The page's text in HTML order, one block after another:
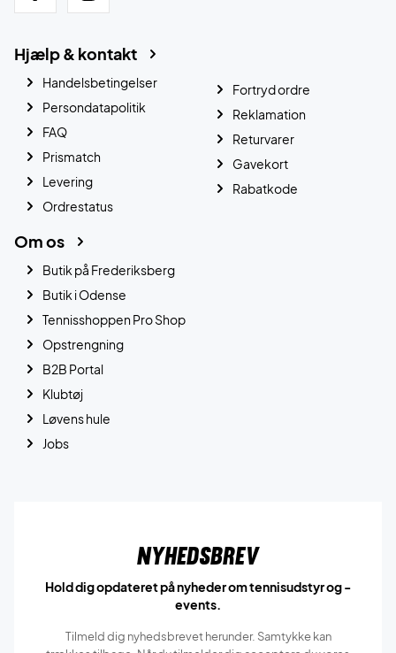
Hjælp & kontakt
Handelsbetingelser
Persondatapolitik
FAQ
Prismatch
Levering
Ordrestatus
Fortryd ordre
Reklamation
Returvarer
Gavekort
Rabatkode
Om os
Butik på Frederiksberg
Butik i Odense
Tennisshoppen Pro Shop
Opstrengning
B2B Portal
Klubtøj
Løvens hule
Jobs
Nyhedsbrev
Hold dig opdateret på nyheder om tennisudstyr og -
events.
Tilmeld dig nyhedsbrevet herunder. Samtykke kan